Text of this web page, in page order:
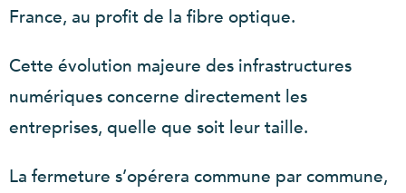
France, au profit de la fibre optique.
Cette évolution majeure des infrastructures
numériques concerne directement les
entreprises, quelle que soit leur taille.
La fermeture s’opérera commune par commune,